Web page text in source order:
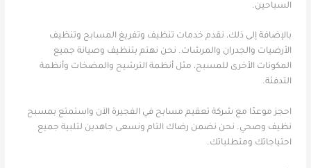
السباحين.
بالإضافة إلى ذلك، نقدم خدمات تنظيف وتفريغ المسابح وتنظيف
الأرضيات والجدران والمرشات. نحن نهتم بتنظيف وصيانة جميع
المكونات الأخرى للمسبح، مثل أنظمة الترشيح والمضخات وأنظمة
التدفئة.
احجز موعدًا مع شركة تعقيم مسابح في الفجيرة الآن واستمتع بمسبح
نظيف وصحي. نحن نضمن رضاك التام ونسعى جاهدين لتلبية جميع
احتياجاتك ومتطلباتك.